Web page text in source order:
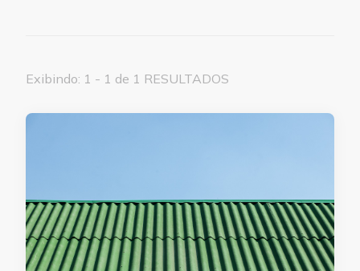
Exibindo: 1 - 1 de 1 RESULTADOS